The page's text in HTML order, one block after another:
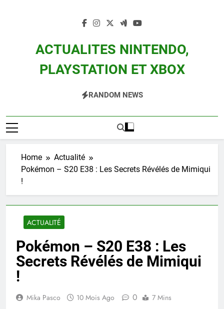
ACTUALITES NINTENDO,
PLAYSTATION ET XBOX
Zelda, Splatoon, Pokemon Entre Autres
RANDOM NEWS
Home
Actualité
Pokémon – S20 E38 : Les Secrets Révélés de Mimiqui
!
ACTUALITÉ
Pokémon – S20 E38 : Les
Secrets Révélés de Mimiqui
!
Mika Pasco 10 Mois Ago 0 7 Mins